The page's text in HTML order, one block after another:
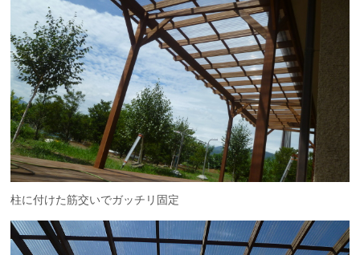
柱に付けた筋交いでガッチリ固定